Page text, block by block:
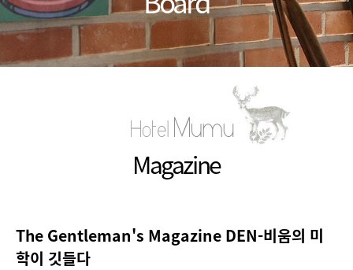
Magazine
The Gentleman's Magazine DEN-비움의 미
학이 깃들다